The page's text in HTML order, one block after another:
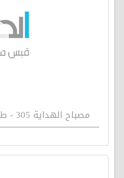
مصباح الهداية 305 - طلب المغفرة مقدّمة للمناجاة